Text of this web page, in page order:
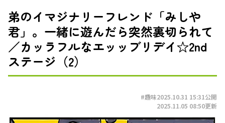
弟のイマジナリーフレンド「みしや
君」。一緒に遊んだら突然裏切られて
／カッラフルなエッッブリデイ☆2nd
ステージ（2）
#趣味2025.10.31 15:31公開
2025.11.05 08:50更新